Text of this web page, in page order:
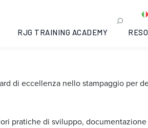
RJG TRAINING ACADEMY
North
di eccellenza nello stampaggio per
pratiche di sviluppo,